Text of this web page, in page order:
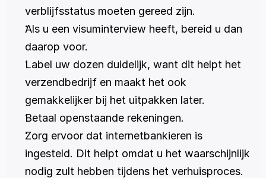
verblijfsstatus moeten gereed zijn.
Als u een visuminterview heeft, bereid u dan
daarop voor.
Label uw dozen duidelijk, want dit helpt het
verzendbedrijf en maakt het ook
gemakkelijker bij het uitpakken later.
Betaal openstaande rekeningen.
Zorg ervoor dat internetbankieren is
ingesteld. Dit helpt omdat u het waarschijnlijk
nodig zult hebben tijdens het verhuisproces.